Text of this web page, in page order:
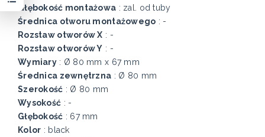
Głębokość montażowa : zal. od tuby
Średnica otworu montażowego : -
Rozstaw otworów X : -
Rozstaw otworów Y : -
Wymiary: Ø 80 mm x 67 mm
Średnica zewnętrzna : Ø 80 mm
Szerokość : Ø 80 mm
Wysokość : -
Głębokość : 67 mm
Kolor : black